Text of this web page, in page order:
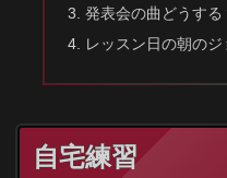
発表会の曲どうする
レッスン日の朝の
自宅練習